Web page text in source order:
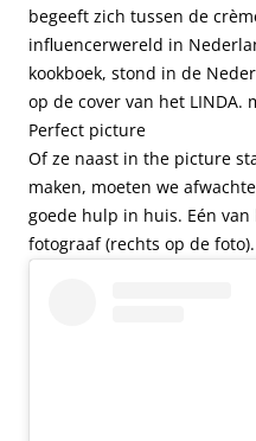
begeeft zich tussen de
influencerwereld in
kookboek, stond in de
op de cover van het LINDA.
Perfect picture
Of ze naast in the picture
maken, moeten we
goede hulp in huis. Eén
fotograaf (rechts op de foto).